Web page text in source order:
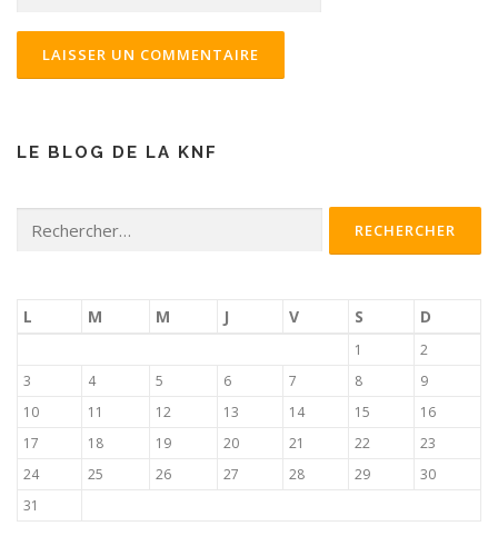
LE BLOG DE LA KNF
L M M J V S D
1
2
3
4 5 6 7 8
9
10
11 12 13 14 15
16
17
18 19 20 21 22
23
24
25 26 27 28 29
30
31